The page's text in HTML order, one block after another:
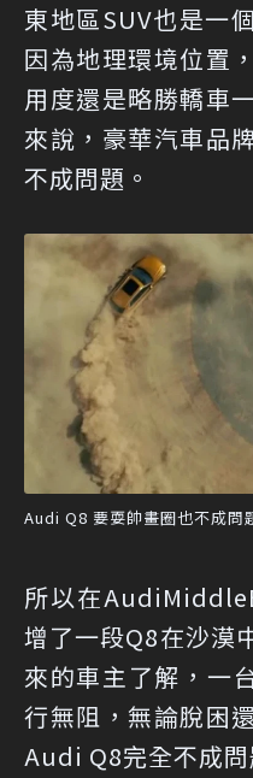
東地區SUV也是一
因為地理環境位置
用度還是略勝轎車
來說，豪華汽車品
不成問題。
Audi Q8 要耍帥畫圈也不成
所以在
增了一段Q8在沙漠
來的車主了解，一
行無阻，無論脫困
Audi Q8完全不成問